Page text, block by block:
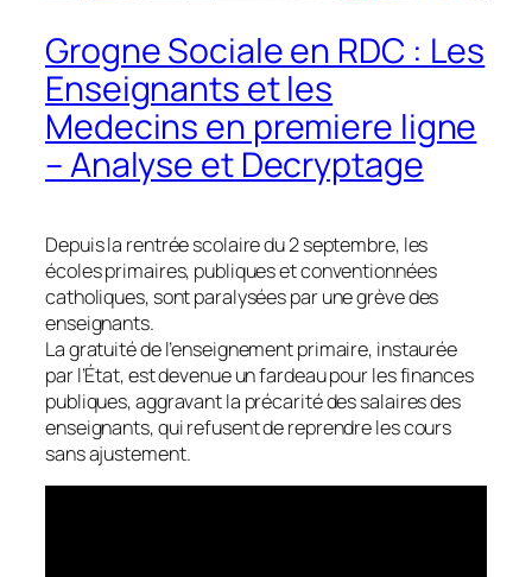
Grogne Sociale en RDC : Les
Enseignants et les
Medecins en premiere ligne
– Analyse et Decryptage
Depuis la rentrée scolaire du 2 septembre, les
écoles primaires, publiques et conventionnées
catholiques, sont paralysées par une grève des
enseignants.
La gratuité de l’enseignement primaire, instaurée
par l’État, est devenue un fardeau pour les finances
publiques, aggravant la précarité des salaires des
enseignants, qui refusent de reprendre les cours
sans ajustement.